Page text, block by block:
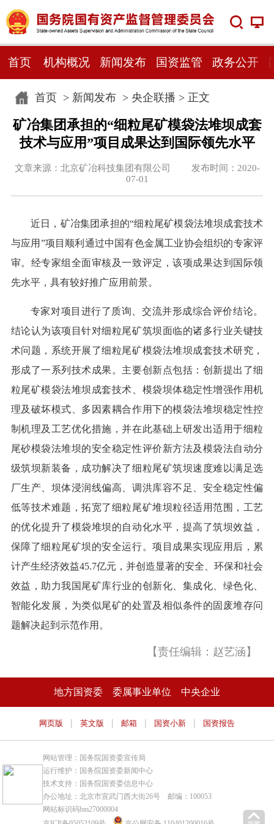
首页 机构概况 新闻发布 国资监管 政务公开
首页> 新闻发布> 央企联播 > 正文
矿冶集团承担的“细粒尾矿模袋法堆坝成套
技术与应用”项目成果达到国际领先水平
文章来源：北京矿冶科技集团有限公司 发布时间：2020-
07-01
近日，矿冶集团承担的“细粒尾矿模袋法堆坝成套技术
与应用”项目顺利通过中国有色金属工业协会组织的专家评
审。经专家组全面审核及一致评定，该项成果达到国际领
先水平，具有较好推广应用前景。
专家对项目进行了质询、交流并形成综合评价结论。
结论认为该项目针对细粒尾矿筑坝面临的诸多行业关键技
术问题，系统开展了细粒尾矿模袋法堆坝成套技术研究，
形成了一系列技术成果。主要创新点包括：创新提出了细
粒尾矿模袋法堆坝成套技术、模袋坝体稳定性增强作用机
理及破坏模式、多因素耦合作用下的模袋法堆坝稳定性控
制机理及工艺优化措施，并在此基础上研发出适用于细粒
尾砂模袋法堆坝的安全稳定性评价新方法及模袋法自动分
级筑坝新装备，成功解决了细粒尾矿筑坝速度难以满足选
厂生产、坝体浸润线偏高、调洪库容不足、安全稳定性偏
低等技术难题，拓宽了细粒尾矿堆坝粒径适用范围，工艺
的优化提升了模袋堆坝的自动化水平，提高了筑坝效益，
保障了细粒尾矿坝的安全运行。项目成果实现应用后，累
计产生经济效益45.7亿元，并创造显著的安全、环保和社会
效益，助力我国尾矿库行业的创新化、集成化、绿色化、
智能化发展，为类似尾矿的处置及相似条件的固废堆存问
题解决起到示范作用。
【责任编辑：赵艺涵】
地方国资委 委属事业单位 中央企业
网页版 | 英文版 | 邮箱 | 国资小新 | 国资报告
网站管理：国务院国资委宣传局
运行维护：国务院国资委新闻中心
技术支持：国务院国资委信息中心
办公地址：北京市宣武门西大街26号 邮编：100053
网站标识码bm27000004